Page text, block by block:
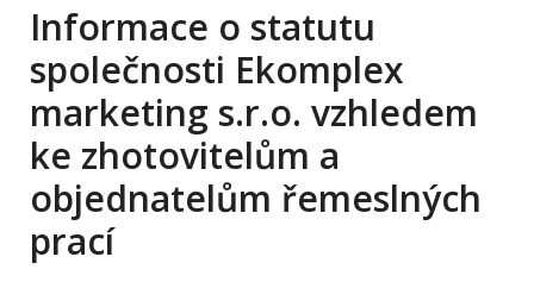
Informace o statutu
společnosti Ekomplex
marketing s.r.o. vzhledem
ke zhotovitelům a
objednatelům řemeslných
prací